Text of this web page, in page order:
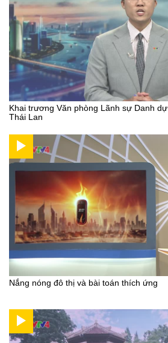
Khai trương Văn phòng Lãnh sự Danh
Thái Lan
Nắng nóng đô thị và bài toán thích ứng